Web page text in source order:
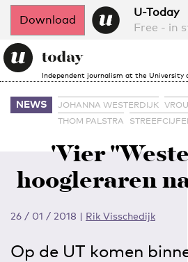
Download
U-Today
Free - in
Independent journalism at the University
NEWS JOHANNA WESTERDIJK
THOM PALSTRA
'Vier
hoogleraren
26 / 01 / 2018 | Rik Visschedijk
Op de UT komen